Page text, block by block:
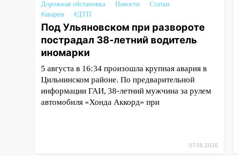
шансы исправить старые
ошибки
06.08.2026
23:20 Прогноз погоды на 7
августа в Ульяновской области
20:04 Ульяновцев приглашают
на забег, посвящённый Дню
воздушного флота России
Дорожная обстановка Новости
Статьи
#авария
#ДТП
Под Ульяновском при развороте
пострадал 38-летний водитель
иномарки
5 августа в 16:34 произошла крупная авария в
Цильнинском районе. По предварительной
информации ГАИ, 38-летний мужчина за рулем
автомобиля «Хонда Аккорд» при
07.08.2026